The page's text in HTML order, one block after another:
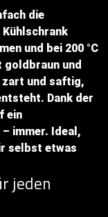
die
und bei 200 °C
goldbraun und
zart und saftig,
Dank der
ein
immer. Ideal,
selbst etwas
jeden